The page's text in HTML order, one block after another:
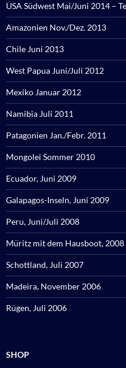
USA Südwest Mai/Juni 2014 –
Amazonien Nov./Dez. 2013
Chile Juni 2013
West Papua Juni/Juli 2012
Mexiko Januar 2012
Namibia Juli 2011
Patagonien Jan./Febr. 2011
Mongolei Sommer 2010
Ecuador, Juni 2009
Galapagos-Inseln, Juni 2009
Peru, Juni/Juli 2008
Müritz mit dem Hausboot, 2008
Schottland, Juli 2007
Madeira, November 2006
Rügen, Juli 2006
SHOP